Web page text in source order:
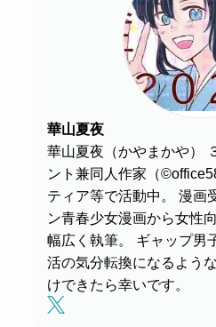
華山夏夜
華山夏夜（かやまかや）
ント兼同人作家（
ティア等で活動中。 漫画
ン青春少女漫画から女性
幅広く執筆。 ギャップ男
活の気分転換になるよう
けできたら幸いです。